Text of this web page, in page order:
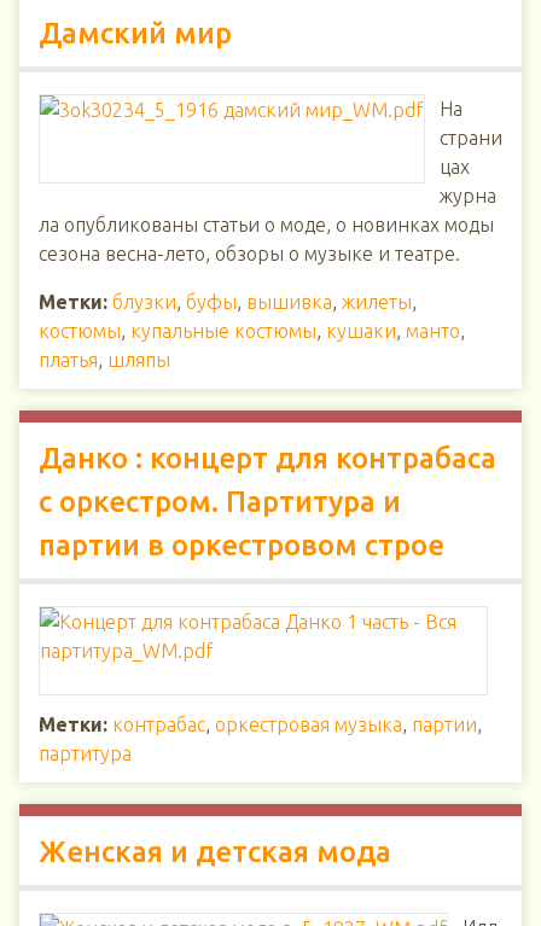
Дамский мир
На
страни
цах
журна
ла опубликованы статьи о моде, о новинках моды
сезона весна-лето, обзоры о музыке и театре.
Метки: блузки, буфы, вышивка, жилеты,
костюмы, купальные костюмы, кушаки, манто,
платья, шляпы
Данко : концерт для контрабаса
с оркестром. Партитура и
партии в оркестровом строе
Метки: контрабас, оркестровая музыка, партии,
партитура
Женская и детская мода